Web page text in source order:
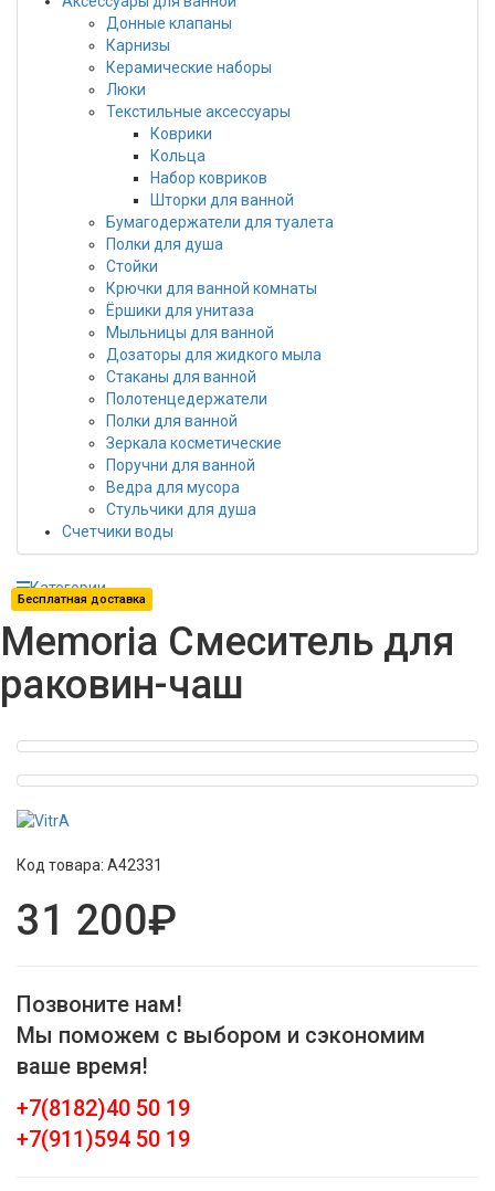
Донные клапаны
Карнизы
Керамические наборы
Люки
Текстильные аксессуары
Коврики
Кольца
Набор ковриков
Шторки для ванной
Бумагодержатели для туалета
Полки для душа
Стойки
Крючки для ванной комнаты
Ёршики для унитаза
Мыльницы для ванной
Дозаторы для жидкого мыла
Стаканы для ванной
Полотенцедержатели
Полки для ванной
Зеркала косметические
Поручни для ванной
Ведра для мусора
Стульчики для душа
Счетчики воды
Категории
Memoria Смеситель для
раковин-чаш
Код товара: A42331
31 200₽
Позвоните нам!
Мы поможем с выбором и сэкономим
ваше время!
+7(8182)40 50 19
+7(911)594 50 19
Бесплатная доставка